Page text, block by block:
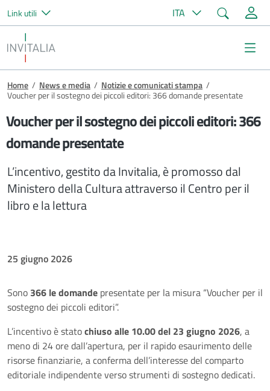
Salta al contenuto principale
Link utili ITA Cerca
Invitalia
Briciole di pane
Home / News e media / Notizie e comunicati stampa /
Voucher per il sostegno dei piccoli editori: 366 domande presentate
Voucher per il sostegno dei piccoli editori: 366
domande presentate
L’incentivo, gestito da Invitalia, è promosso dal
Ministero della Cultura attraverso il Centro per il
libro e la lettura
25 giugno 2026
Sono 366 le domande presentate per la misura “Voucher per il
sostegno dei piccoli editori”.
L’incentivo è statochiuso alle 10.00 del 23 giugno 2026, a
meno di 24 ore dall’apertura, per il rapido esaurimento delle
risorse finanziarie, a conferma dell’interesse del comparto
editoriale indipendente verso strumenti di sostegno dedicati.